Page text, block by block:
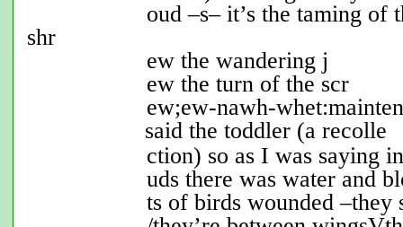
oud –s– it’s the taming of
shr
ew the wandering j
ew the turn of the scr
ew;ew-nawh-
said the toddler (a recolle
ction) so as I was saying
uds there was water and
ts of birds wounded –they